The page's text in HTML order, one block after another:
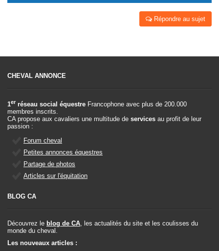
Répondre au sujet
CHEVAL ANNONCE
1er réseau social équestre Francophone avec plus de 200.000
membres inscrits.
CA propose aux cavaliers une multitude de services au profit de leur
passion :
Forum cheval
Petites annonces équestres
Partage de photos
Articles sur l'équitation
BLOG CA
Découvrez le blog de CA, les actualités du site et les coulisses du
monde du cheval.
Les nouveaux articles :